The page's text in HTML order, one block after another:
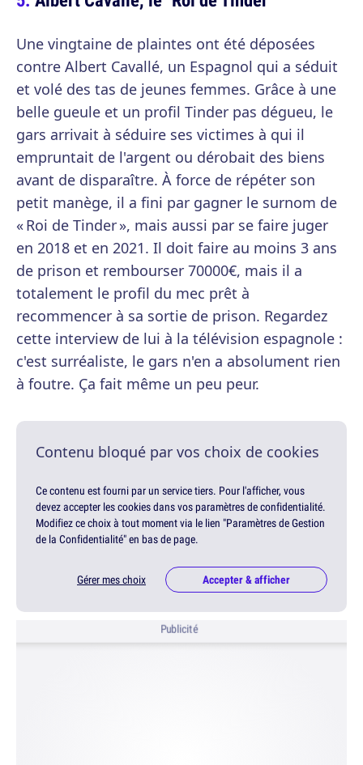
Une vingtaine de plaintes ont été déposées
contre Albert Cavallé, un Espagnol qui a séduit
et volé des tas de jeunes femmes. Grâce à une
belle gueule et un profil Tinder pas dégueu, le
gars arrivait à séduire ses victimes à qui il
empruntait de l'argent ou dérobait des biens
avant de disparaître. À force de répéter son
petit manège, il a fini par gagner le surnom de
« Roi de Tinder », mais aussi par se faire juger
en 2018 et en 2021. Il doit faire au moins 3 ans
de prison et rembourser 70000€, mais il a
totalement le profil du mec prêt à
recommencer à sa sortie de prison. Regardez
cette interview de lui à la télévision espagnole :
c'est surréaliste, le gars n'en a absolument rien
à foutre. Ça fait même un peu peur.
Contenu bloqué par vos choix de cookies
Ce contenu est fourni par un service tiers. Pour l'afficher, vous
devez accepter les cookies dans vos paramètres de confidentialité.
Modifiez ce choix à tout moment via le lien "Paramètres de Gestion
de la Confidentialité" en bas de page.
Gérer mes choix Accepter & afficher
Publicité